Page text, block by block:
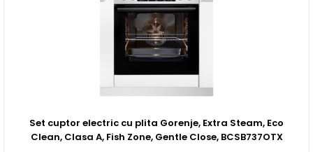
Set cuptor electric cu plita Gorenje, Extra Steam, Eco
Clean, Clasa A, Fish Zone, Gentle Close, BCSB737OTX